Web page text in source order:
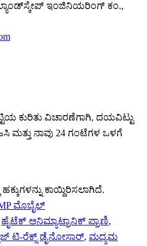
ಇಂಜಿನಿಯರಿಂಗ್ ಕಂ.,
ಕುರಿತು ವಿಚಾರಣೆಗಾಗಿ, ದಯವಿಟ್ಟು
ಮತ್ತು ನಾವು 24 ಗಂಟೆಗಳ ಒಳಗೆ
ಹಕ್ಕುಗಳನ್ನು ಕಾಯ್ದಿರಿಸಲಾಗಿದೆ.
ಮೊಬೈಲ್
ಹೈಟೆಕ್ ಅನಿಮ್ಯಾಟ್ರಾನಿಕ್ ಪ್ರಾಣಿ,
ಟಿ-ರೆಕ್ಸ್ ಡೈನೋಸಾರ್, ಮಧ್ಯಮ